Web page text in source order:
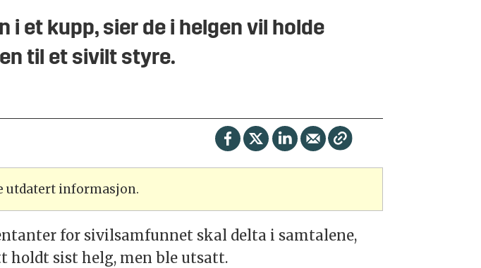
et kupp, sier de i helgen vil holde
til et sivilt styre.
utdatert informasjon.
for sivilsamfunnet skal delta i samtalene,
holdt sist helg, men ble utsatt.